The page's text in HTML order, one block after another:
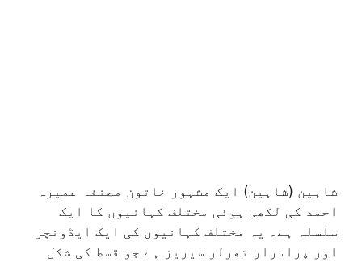
شاہین (شاہین) ایک مشہور خاتون مصنفہ عمیرہ
احمد کی لکھی ہوئی مختلف کہانیوں کا ایک
سلسلہ ہے۔ یہ مختلف کہانیوں کی ایک ایڈونچر
اور پراسرار تھرلر سیریز ہے جو قسط کی شکل